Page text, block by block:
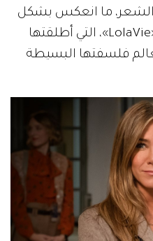
ما انعكس بشكل
واضح في علامتها الخاصة «LolaVie»، التي أطلقتها
فلسفتها البسيطة